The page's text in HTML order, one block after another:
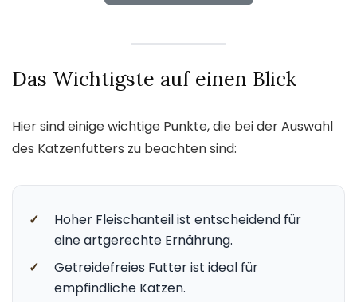
Das Wichtigste auf einen Blick
Hier sind einige wichtige Punkte, die bei der Auswahl
des Katzenfutters zu beachten sind:
✓
Hoher Fleischanteil ist entscheidend für
eine artgerechte Ernährung.
✓
Getreidefreies Futter ist ideal für
empfindliche Katzen.